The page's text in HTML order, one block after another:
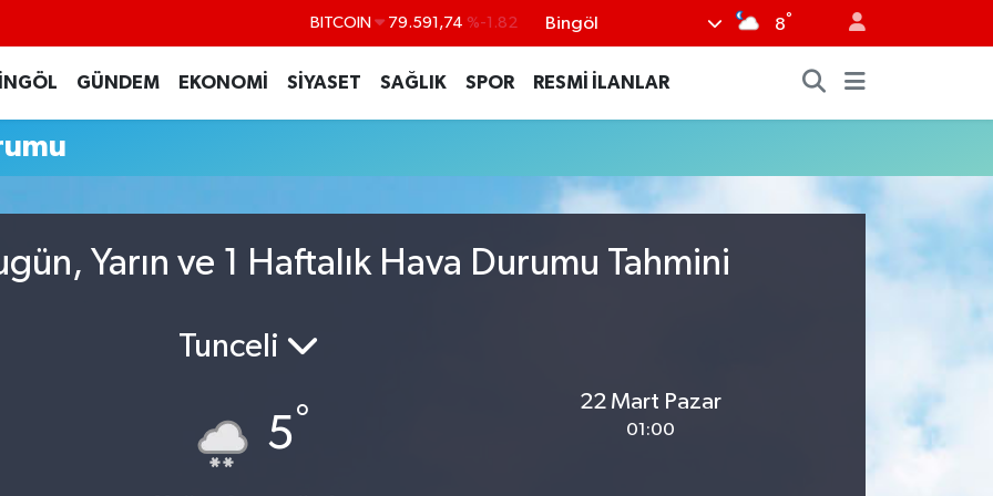
BITCOIN 79.591,74 %-1.82 Bingöl 8°
GÜNDEM EKONOMİ SİYASET SAĞLIK SPOR RESMİ İLANLAR
Yarın ve 1 Haftalık Hava Durumu Tahmini
Tunceli
5°
22 Mart Pazar
01:00